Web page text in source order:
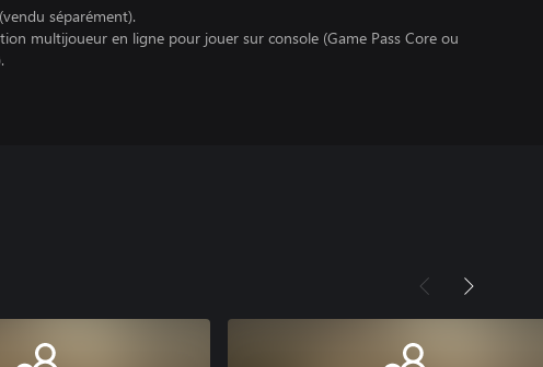
séparément).
multijoueur en ligne pour jouer sur console (Game Pass Core ou